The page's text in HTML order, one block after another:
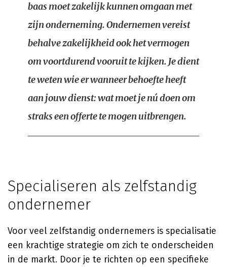
baas moet zakelijk kunnen omgaan met
zijn onderneming. Ondernemen vereist
behalve zakelijkheid ook het vermogen
om voortdurend vooruit te kijken. Je dient
te weten wie er wanneer behoefte heeft
aan jouw dienst: wat moet je nú doen om
straks een offerte te mogen uitbrengen.
Specialiseren als zelfstandig
ondernemer
Voor veel zelfstandig ondernemers is specialisatie
een krachtige strategie om zich te onderscheiden
in de markt. Door je te richten op een specifieke